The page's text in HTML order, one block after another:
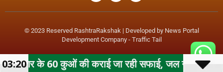
© 2023 Reserved RashtraRakshak | Developed by News Portal
Development Company- Traffic Tail
कुओं की कराई जा रही सफाई, जल गंगा संवर्धन अभियान के
03:20